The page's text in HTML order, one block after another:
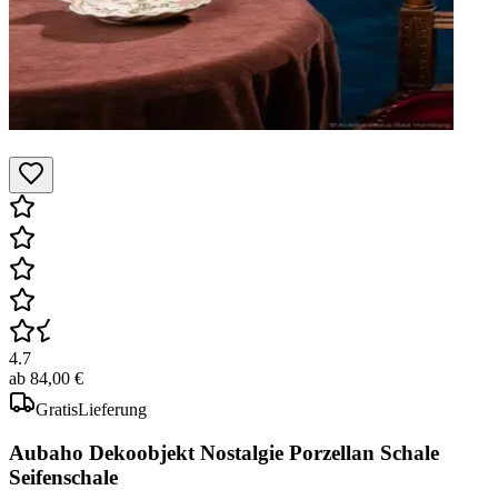
4.7
ab 84,00 €
GratisLieferung
Aubaho Dekoobjekt Nostalgie Porzellan Schale
Seifenschale